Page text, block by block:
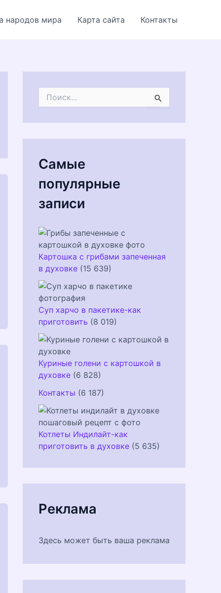
народов мира Карта сайта Контакты
с
:
Самые
популярные
записи
Картошка с грибами запеченная
в духовке (15 639)
Суп харчо в пакетике-как
приготовить (8 019)
Куриные голени с картошкой в
духовке (6 828)
Контакты (6 187)
Котлеты Индилайт-как
приготовить в духовке (5 635)
Реклама
Здесь может быть ваша реклама